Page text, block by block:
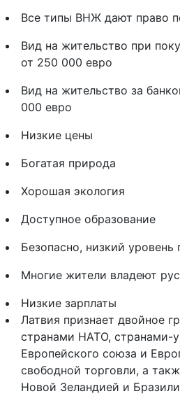
Все типы ВНЖ дают право
Вид на жительство при
от 250 000 евро
Вид на жительство за
000 евро
Низкие цены
Богатая природа
Хорошая экология
Доступное образование
Безопасно, низкий уровень
Многие жители владеют
Низкие зарплаты
Латвия признает двойное
странами НАТО, странами-
Европейского союза и
свободной торговли, а
Новой Зеландией и